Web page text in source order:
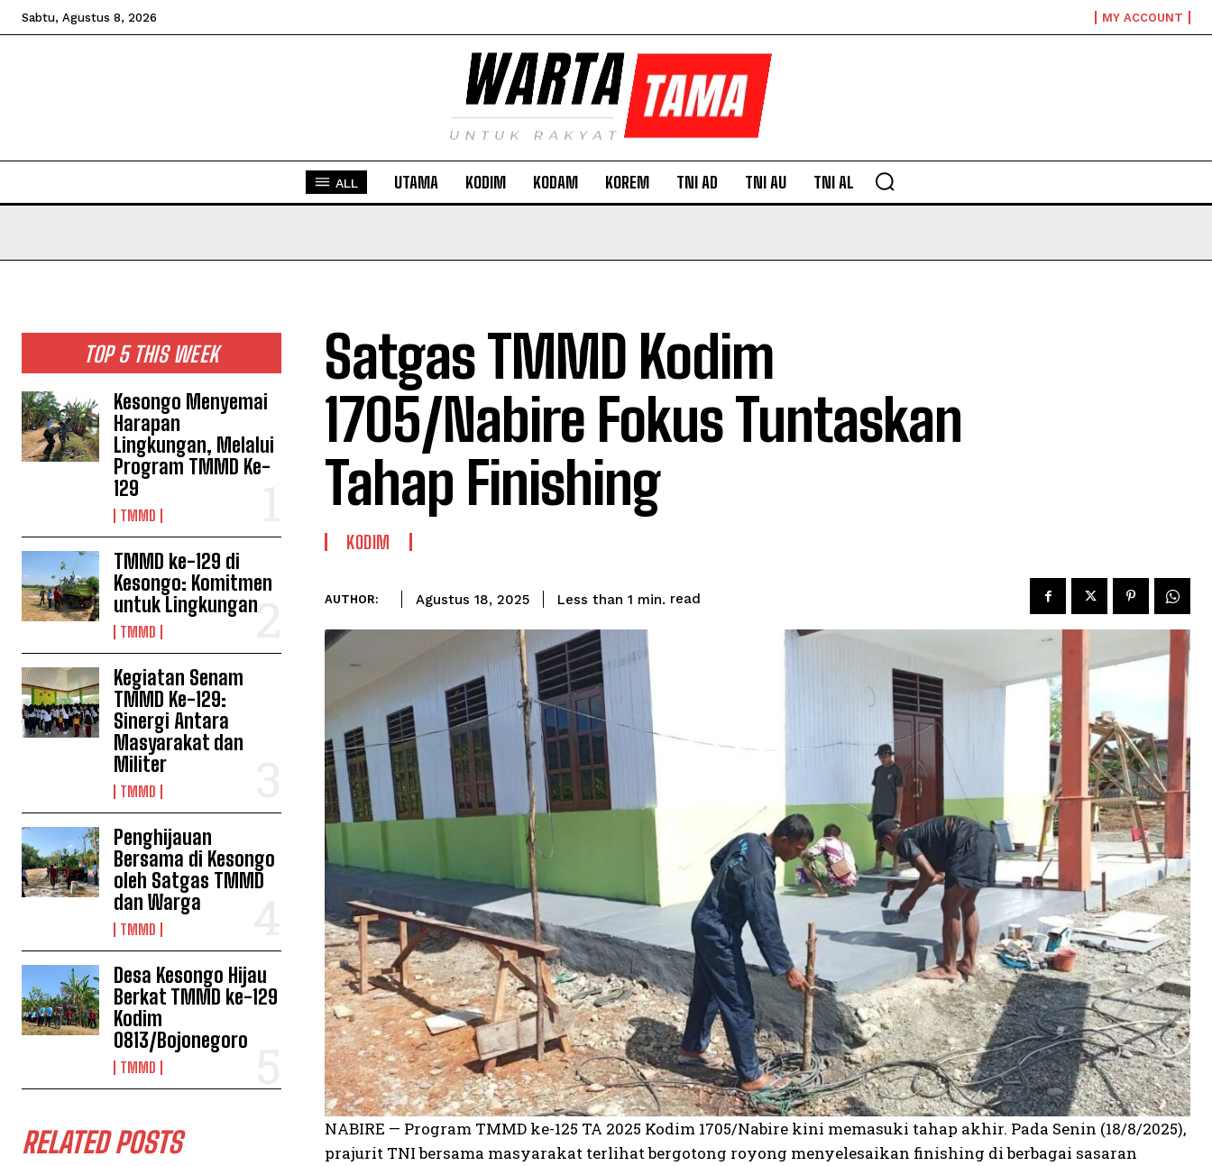
Sabtu, Agustus 8, 2026 MY ACCOUNT
ALL UTAMA KODIM KODAM KOREM TNI AD TNI AU TNI AL
TOP 5 THIS WEEK
Kesongo Menyemai
Harapan
Lingkungan, Melalui
Program TMMD Ke-
129
TMMD
TMMD ke-129 di
Kesongo: Komitmen
untuk Lingkungan
TMMD
Kegiatan Senam
TMMD Ke-129:
Sinergi Antara
Masyarakat dan
Militer
TMMD
Penghijauan
Bersama di Kesongo
oleh Satgas TMMD
dan Warga
TMMD
Desa Kesongo Hijau
Berkat TMMD ke-129
Kodim
0813/Bojonegoro
TMMD
RELATED POSTS
Satgas TMMD Kodim
1705/Nabire Fokus Tuntaskan
Tahap Finishing
KODIM
AUTHOR: Agustus 18, 2025 Less than 1 min. read
NABIRE — Program TMMD ke-125 TA 2025 Kodim 1705/Nabire kini memasuki tahap akhir. Pada Senin (18/8/2025),
prajurit TNI bersama masyarakat terlihat bergotong royong menyelesaikan finishing di berbagai sasaran